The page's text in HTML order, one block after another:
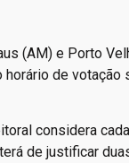
(AM) e Porto
de votação
considera
de justificar